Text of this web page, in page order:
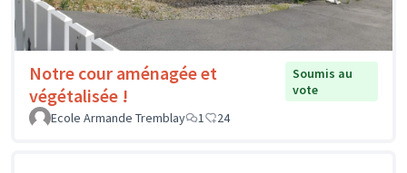
Notre cour aménagée et
végétalisée !
Soumis au
vote
Ecole Armande Tremblay
1 24